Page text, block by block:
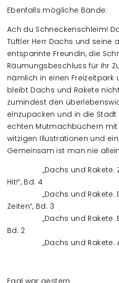
Ebenfalls mögliche Bände:
Ach du Schneckenschleim!
Tüftler Herr Dachs und
entspannte Freundin, die
Räumungsbeschluss für ihr
nämlich in einen Freizeitpark
bleibt Dachs und Rakete
zumindest den
einzupacken und in die Stadt
echten Mutmachbüchern mit
witzigen Illustrationen und
Gemeinsam ist man nie
„Dachs und Rakete.
Hit!“, Bd. 4
„Dachs und Rakete.
Zeiten“, Bd. 3
„Dachs und Rakete. Ein
Bd. 2
„Dachs und Rakete. Ab
Egal war gestern